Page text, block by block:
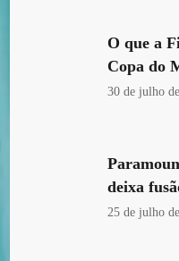
O que a
Copa do
30 de julho
deixa
25 de julho